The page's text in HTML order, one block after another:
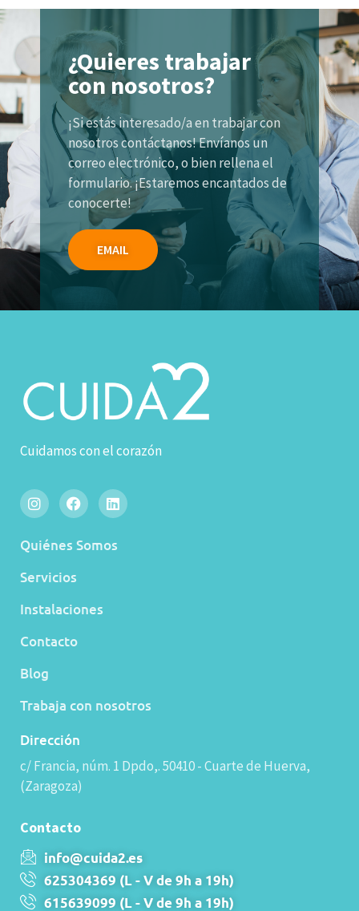
¿Quieres trabajar
con nosotros?
¡Si estás interesado/a en trabajar con
nosotros contáctanos! Envíanos un
correo electrónico, o bien rellena el
formulario. ¡Estaremos encantados de
conocerte!
EMAIL
Cuidamos con el corazón
Quiénes Somos
Servicios
Instalaciones
Contacto
Blog
Trabaja con nosotros
Dirección
c/ Francia, núm. 1 Dpdo,. 50410 - Cuarte de Huerva,
(Zaragoza)
Contacto
info@cuida2.es
625304369 (L - V de 9h a 19h)
615639099 (L - V de 9h a 19h)